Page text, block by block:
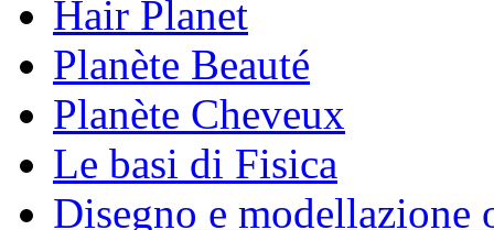
Hair Planet
Planète Beauté
Planète Cheveux
Le basi di Fisica
Disegno e modellazione